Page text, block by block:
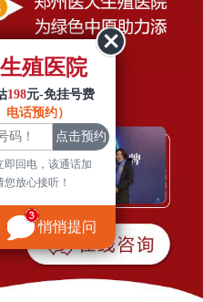
殖医院
198元-免挂号费
电话预约）
即回电，该通话加
放心接听！
悄悄提问